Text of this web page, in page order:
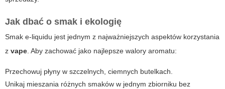
Jak dbać o smak i ekologię
Smak e-liquidu jest jednym z najważniejszych aspektów korzystania
z vape . Aby zachować jako najlepsze walory aromatu:
Przechowuj płyny w szczelnych, ciemnych butelkach.
Unikaj mieszania różnych smaków w jednym zbiorniku bez